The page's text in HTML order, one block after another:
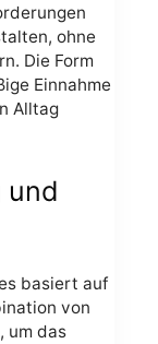
ohne
Die Form
Einnahme
Alltag
und
basiert auf
von
um das